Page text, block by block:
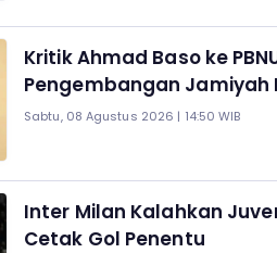
Kritik Ahmad Baso ke
Pengembangan Jamiyah
Sabtu, 08 Agustus 2026 | 14:50 WIB
Inter Milan Kalahkan
Cetak Gol Penentu